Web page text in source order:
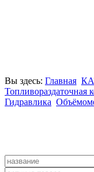
Вы здесь: Главная
Топливораздаточная
Гидравлика